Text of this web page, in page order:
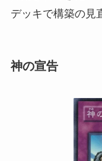
デッキで構築の見
神の宣告